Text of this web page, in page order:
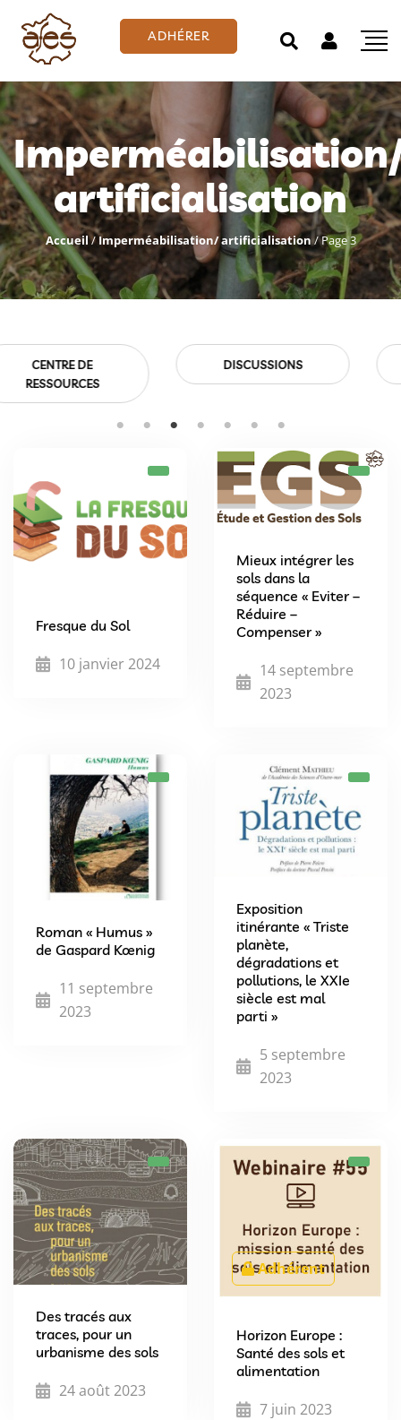
ADHÉRER
artificialisation
Accueil/Imperméabilisation/ artificialisation/Page 3
EVÉNEMENTS
Fresque du Sol
10 janvier 2024
Mieux intégrer les
sols dans la
séquence « Eviter –
Réduire –
Compenser »
14 septembre
2023
Roman « Humus »
de Gaspard Kœnig
11 septembre
2023
Exposition
itinérante « Triste
planète,
dégradations et
pollutions, le XXIe
siècle est mal
parti »
5 septembre
2023
Des tracés aux
traces, pour un
urbanisme des sols
24 août 2023
Adhérent
Horizon Europe :
Santé des sols et
alimentation
7 juin 2023